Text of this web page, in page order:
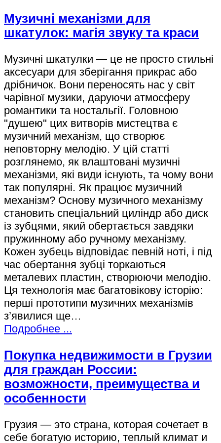
Музичні механізми для
шкатулок: магія звуку та краси
Музичні шкатулки — це не просто стильні
аксесуари для зберігання прикрас або
дрібничок. Вони переносять нас у світ
чарівної музики, даруючи атмосферу
романтики та ностальгії. Головною
"душею" цих витворів мистецтва є
музичний механізм, що створює
неповторну мелодію. У цій статті
розглянемо, як влаштовані музичні
механізми, які види існують, та чому вони
так популярні. Як працює музичний
механізм? Основу музичного механізму
становить спеціальний циліндр або диск
із зубцями, який обертається завдяки
пружинному або ручному механізму.
Кожен зубець відповідає певній ноті, і під
час обертання зубці торкаються
металевих пластин, створюючи мелодію.
Ця технологія має багатовікову історію:
перші прототипи музичних механізмів
з’явилися ще…
Подробнее ...
Покупка недвижимости в Грузии
для граждан России:
возможности, преимущества и
особенности
Грузия — это страна, которая сочетает в
себе богатую историю, теплый климат и